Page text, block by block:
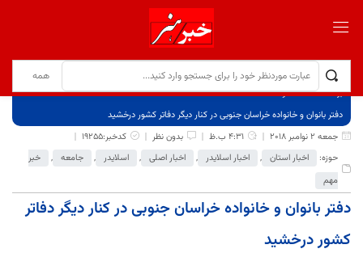
برگ نخست
نوشته‌ها
دفتر بانوان و خانواده خراسان جنوبی در کنار دیگر دفاتر کشور درخشید
جمعه 2 نوامبر 2018
4:31 ب.ظ بدون نظر
کدخبر:19255
حوزه:
اخبار استان , اخبار اسلایدر , اخبار اصلی , اسلایدر , جامعه ,
خبر
مهم
دفتر بانوان و خانواده خراسان جنوبی در کنار دیگر دفاتر
کشور درخشید